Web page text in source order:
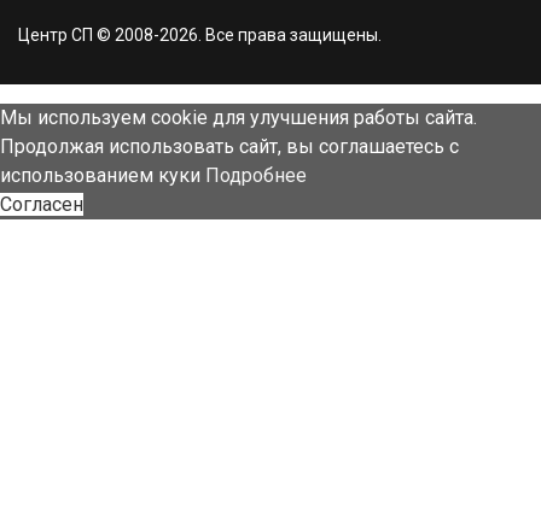
Центр СП © 2008-2026. Все права защищены.
Мы используем cookie для улучшения работы сайта.
Продолжая использовать сайт, вы соглашаетесь с
использованием куки Подробнее
Согласен